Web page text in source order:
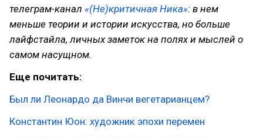
телеграм-канал «(Не)критичная Ника»: в нем
меньше теории и истории искусства, но больше
лайфстайла, личных заметок на полях и мыслей о
самом насущном.
Еще почитать:
Был ли Леонардо да Винчи вегетарианцем?
Константин Юон: художник эпохи перемен